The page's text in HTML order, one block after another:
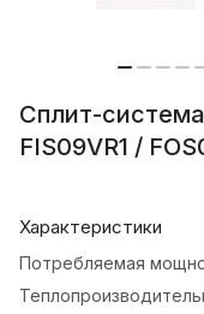
Сплит-
FIS09VR1 /
Характеристики
Потребляемая